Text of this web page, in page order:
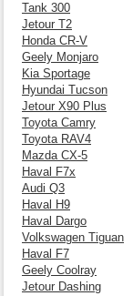
Tank 300
Jetour T2
Honda CR-V
Geely Monjaro
Kia Sportage
Hyundai Tucson
Jetour X90 Plus
Toyota Camry
Toyota RAV4
Mazda CX-5
Haval F7x
Audi Q3
Haval H9
Haval Dargo
Volkswagen Tiguan
Haval F7
Geely Coolray
Jetour Dashing